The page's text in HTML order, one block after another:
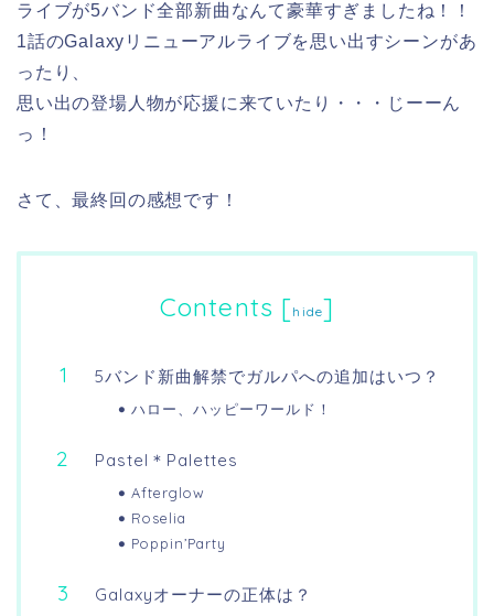
ライブが5バンド全部新曲なんて豪華すぎましたね！！
1話のGalaxyリニューアルライブを思い出すシーンがあ
ったり、
思い出の登場人物が応援に来ていたり・・・じーーん
っ！
さて、最終回の感想です！
Contents [hide]
5バンド新曲解禁でガルパへの追加はいつ？
ハロー、ハッピーワールド！
Pastel＊Palettes
Afterglow
Roselia
Poppin’Party
Galaxyオーナーの正体は？